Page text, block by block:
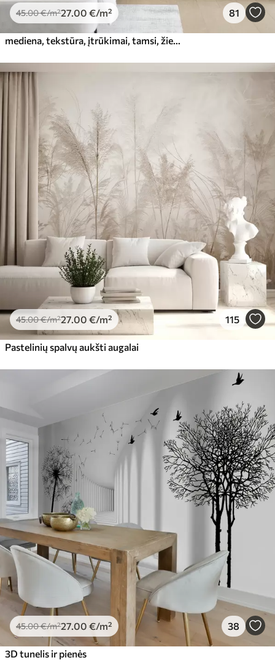
45.00€/m²27 .00 €/m² 81
45.00€/m²27 .00 €/m² 115
Pastelinių spalvų aukšti augalai
45.00€/m²27 .00 €/m² 38
3D tunelis ir pienės